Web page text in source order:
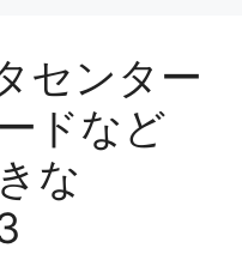
センター
ドなど
な